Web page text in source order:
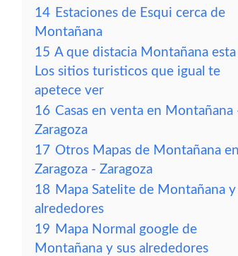
14 Estaciones de Esqui cerca de
Montañana
15 A que distacia Montañana
Los sitios turisticos que igual te
apetece ver
16 Casas en venta en Montañana
Zaragoza
17 Otros Mapas de Montañana en
Zaragoza - Zaragoza
18 Mapa Satelite de Montañana y
alrededores
19 Mapa Normal google de
Montañana y sus alrededores